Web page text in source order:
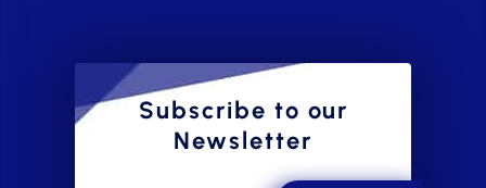
Subscribe to our
Newsletter